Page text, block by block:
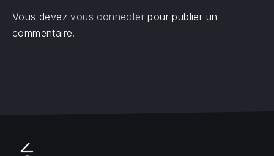
Vous devezvous connecter pour publier un
commentaire.